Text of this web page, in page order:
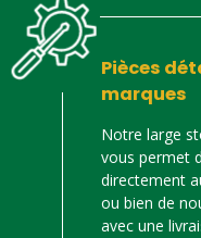
Pièces
marques
Notre large
vous permet
directement
ou bien de
avec une